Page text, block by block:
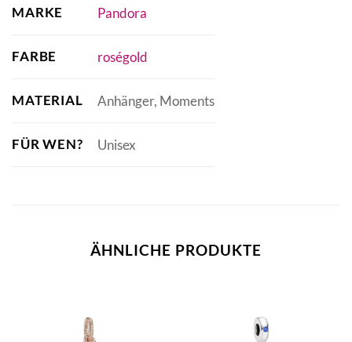
MARKE Pandora
FARBE roségold
MATERIAL Anhänger, Moments
FÜR WEN? Unisex
ÄHNLICHE PRODUKTE